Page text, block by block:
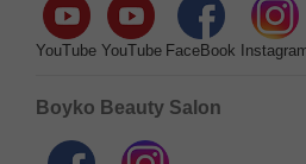
YouTube YouTube FaceBook
Boyko Beauty Salon